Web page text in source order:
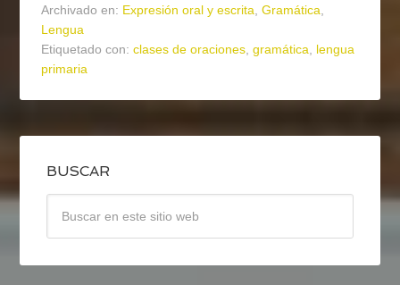
Archivado en: Expresión oral y escrita,Gramática,
Lengua
Etiquetado con:clases de oraciones,gramática, lengua
primaria
BUSCAR